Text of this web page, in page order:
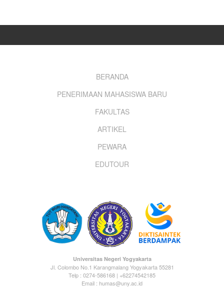
BERANDA
PENERIMAAN MAHASISWA BARU
FAKULTAS
ARTIKEL
PEWARA
EDUTOUR
Universitas Negeri Yogyakarta
Jl. Colombo No.1 Karangmalang Yogyakarta 55281
Telp : 0274-586168 | +62274542185
Email : humas@uny.ac.id